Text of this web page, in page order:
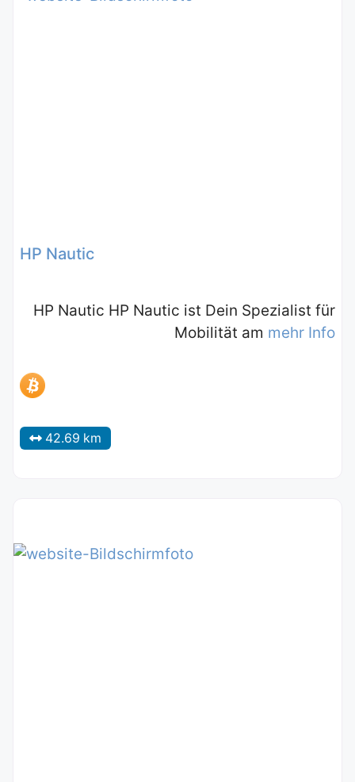
HP Nautic
HP Nautic HP Nautic ist Dein Spezialist für
Mobilität am mehr Info
42.69 km